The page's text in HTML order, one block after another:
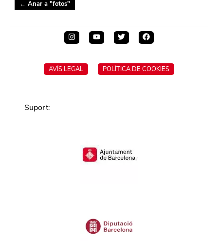
← Anar a "fotos"
AVÍS LEGAL POLÍTICA DE COOKIES
Suport: